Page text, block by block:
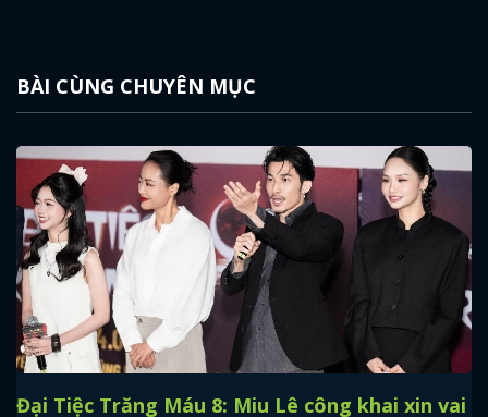
BÀI CÙNG CHUYÊN MỤC
Đại Tiệc Trăng Máu 8: Miu Lê công khai xin vai